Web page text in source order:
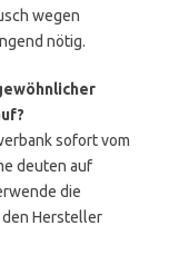
wegen
nötig.
sofort vom
deuten auf
die
Hersteller